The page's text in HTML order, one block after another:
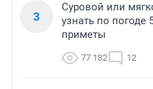
3
Суровой или
узнать по погоде
приметы
77 182 12